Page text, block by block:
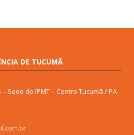
DE TUCUMÃ
Sede do IPMT – Centro Tucumã / PA